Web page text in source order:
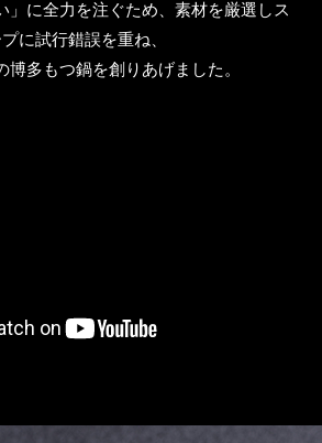
」に全力を注ぐため、素材を厳選しス
に試行錯誤を重ね、
博多もつ鍋を創りあげました。